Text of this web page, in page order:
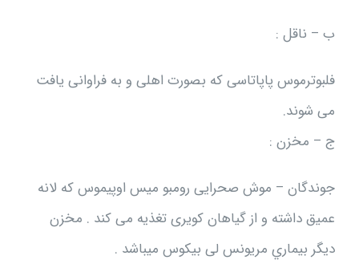
ب – ناقل :
فلبوترموس پاپاتاسی که بصورت اهلی و به فراوانی یافت
می شوند.
ج – مخزن :
جوندگان – موش صحرایی رومبو میس اوپیموس که لانه
عمیق داشته و از گیاهان کویری تغذیه می کند . مخزن
ديگر بيماري مریونس لی بیکوس ميباشد .